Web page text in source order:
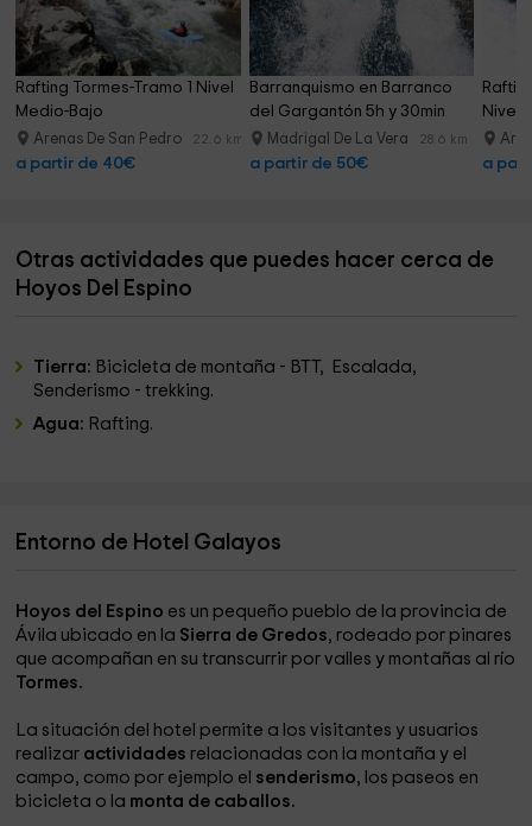
Rafting Tormes-Tramo 1 Nivel
Medio-Bajo
Arenas De San Pedro 22.6 km
a partir de 40€
Barranquismo en Barranco
del Gargantón 5h y 30min
Madrigal De La Vera 28.6 km
a partir de 50€
Nivel
a
Otras actividades que puedes hacer cerca de
Hoyos Del Espino
Tierra: Bicicleta de montaña - BTT, Escalada,
Senderismo - trekking.
Agua: Rafting.
Entorno de Hotel Galayos
Hoyos del Espino es un pequeño pueblo de la provincia de
Ávila ubicado en la Sierra de Gredos, rodeado por pinares
que acompañan en su transcurrir por valles y montañas al río
Tormes.
La situación del hotel permite a los visitantes y usuarios
realizar actividades relacionadas con la montaña y el
campo, como por ejemplo el senderismo, los paseos en
bicicleta o la monta de caballos.